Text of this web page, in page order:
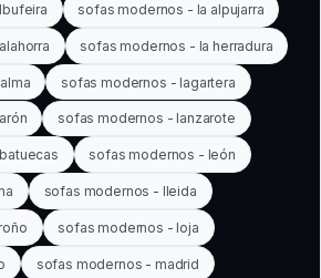
sofas modernos - la alpujarra
sofas modernos - la herradura
sofas modernos - lagartera
sofas modernos - lanzarote
sofas modernos - león
sofas modernos - lleida
sofas modernos - loja
sofas modernos - madrid